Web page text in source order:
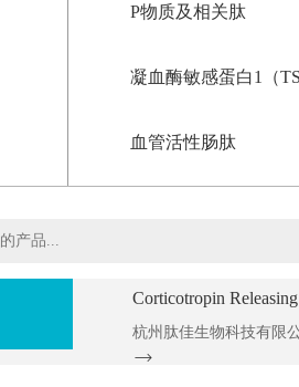
P物质及相关肽
凝血酶敏感蛋白1（
血管活性肠肽
Corticotropin